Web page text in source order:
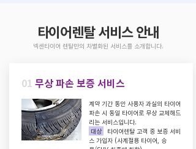
​타이어렌탈 서비스 안내
넥센타이어 렌탈만의 차별화된 서비스를 소개합니다.
01 무상 파손 보증 서비스
계약 기간 동안 사용자 과실의 타이어
파손 시 동일 타이어로 무상 교체해드
리는 서비스입니다.
대상
타이어렌탈 고객 중 보증 서비
스 가입자 (사계절용 타이어, 승